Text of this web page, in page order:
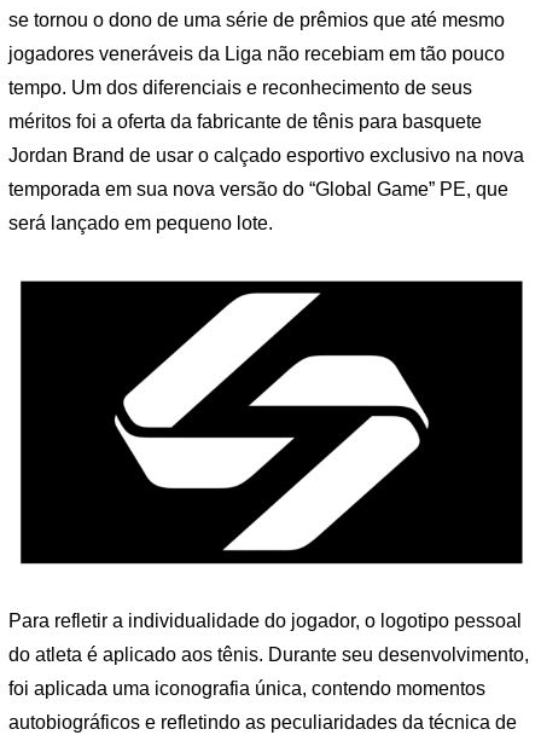
se tornou o dono de uma série de prêmios que até mesmo
jogadores veneráveis ​​da Liga não recebiam em tão pouco
tempo. Um dos diferenciais e reconhecimento de seus
méritos foi a oferta da fabricante de tênis para basquete
Jordan Brand de usar o calçado esportivo exclusivo na nova
temporada em sua nova versão do “Global Game” PE, que
será lançado em pequeno lote.
Para refletir a individualidade do jogador, o logotipo pessoal
do atleta é aplicado aos tênis. Durante seu desenvolvimento,
foi aplicada uma iconografia única, contendo momentos
autobiográficos e refletindo as peculiaridades da técnica de